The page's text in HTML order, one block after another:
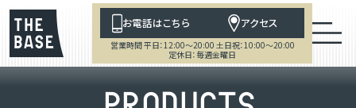
お電話はこちら アクセス
営業時間 平日：12:00～20:00 土日祝：10:00～20:00
定休日：毎週金曜日